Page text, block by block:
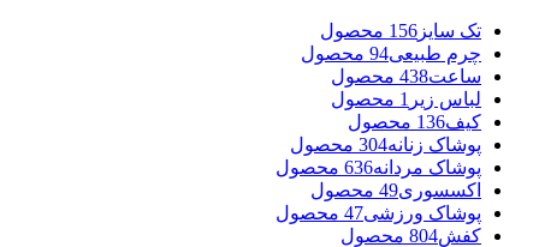
تک سایز 156 محصول
چرم طبیعی94 محصول
ساعت438 محصول
لباس زیر 1 محصول
کیف136 محصول
پوشاک زنانه304 محصول
پوشاک مردانه636 محصول
اکسسوری49 محصول
پوشاک ورزشی47 محصول
کفش804 محصول